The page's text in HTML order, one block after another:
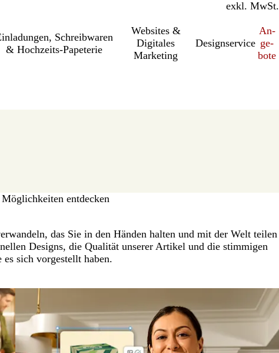
inkl. MwSt.
exkl. MwSt.
Schreib­wa­ren
& Hochzeits-Papeterie
Websites &
Digitales
Marketing
Designservice
An­­
ge­­
bo­­te
entdecken
das Sie in den Händen halten und mit der Welt teilen
Designs, die Qualität unserer Artikel und die stimmigen
sich vorgestellt haben.